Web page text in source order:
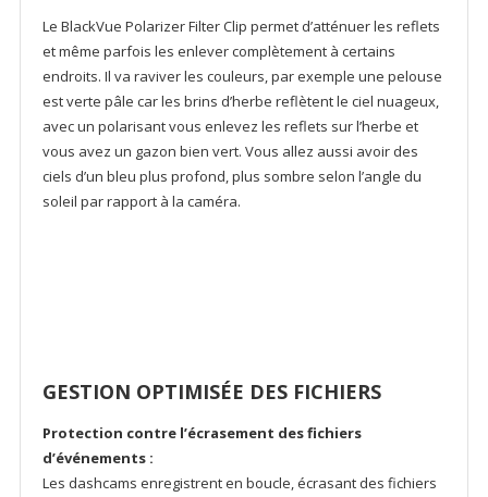
Le BlackVue Polarizer Filter Clip permet d’atténuer les reflets
et même parfois les enlever complètement à certains
endroits. Il va raviver les couleurs, par exemple une pelouse
est verte pâle car les brins d’herbe reflètent le ciel nuageux,
avec un polarisant vous enlevez les reflets sur l’herbe et
vous avez un gazon bien vert. Vous allez aussi avoir des
ciels d’un bleu plus profond, plus sombre selon l’angle du
soleil par rapport à la caméra.
GESTION OPTIMISÉE DES FICHIERS
Protection contre l’écrasement des fichiers
d’événements :
Les dashcams enregistrent en boucle, écrasant des fichiers